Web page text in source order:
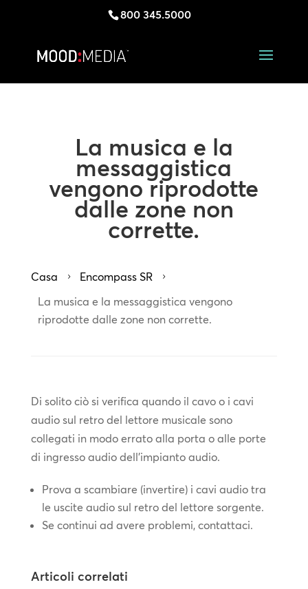
800 345.5000
La musica e la
messaggistica
vengono riprodotte
dalle zone non
corrette.
Casa 5 Encompass SR 5
La musica e la messaggistica vengono
riprodotte dalle zone non corrette.
Di solito ciò si verifica quando il cavo o i cavi
audio sul retro del lettore musicale sono
collegati in modo errato alla porta o alle porte
di ingresso audio dell'impianto audio.
Prova a scambiare (invertire) i cavi audio tra
le uscite audio sul retro del lettore sorgente.
Se continui ad avere problemi, contattaci.
Articoli correlati